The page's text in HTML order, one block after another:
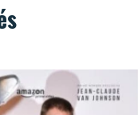
le plus aware